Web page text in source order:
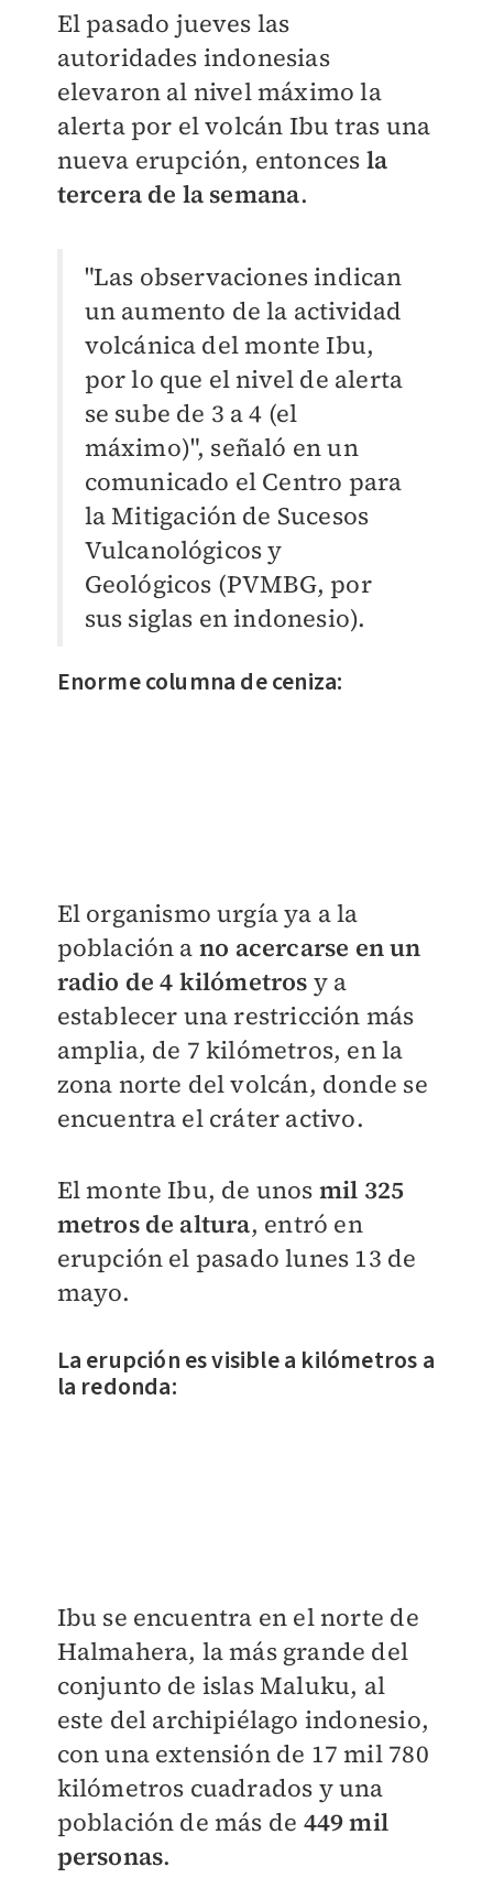
El pasado jueves las
autoridades indonesias
elevaron al nivel máximo la
alerta por el volcán Ibu tras una
nueva erupción, entonces la
tercera de la semana.
"Las observaciones indican
un aumento de la actividad
volcánica del monte Ibu,
por lo que el nivel de alerta
se sube de 3 a 4 (el
máximo)", señaló en un
comunicado el Centro para
la Mitigación de Sucesos
Vulcanológicos y
Geológicos (PVMBG, por
sus siglas en indonesio).
Enorme columna de ceniza:
El organismo urgía ya a la
población a no acercarse en un
radio de 4 kilómetros y a
establecer una restricción más
amplia, de 7 kilómetros, en la
zona norte del volcán, donde se
encuentra el cráter activo.
El monte Ibu, de unos mil 325
metros de altura, entró en
erupción el pasado lunes 13 de
mayo.
La erupción es visible a kilómetros a
la redonda:
Ibu se encuentra en el norte de
Halmahera, la más grande del
conjunto de islas Maluku, al
este del archipiélago indonesio,
con una extensión de 17 mil 780
kilómetros cuadrados y una
población de más de 449 mil
personas.